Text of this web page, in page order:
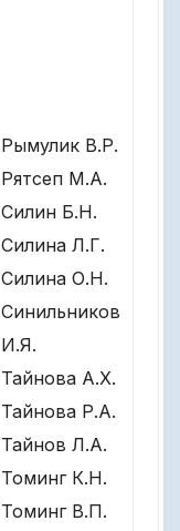
Рымулик В.Р.
Рятсеп М.А.
Силин Б.Н.
Силина Л.Г.
Силина О.Н.
Синильников
И.Я.
Тайнова А.Х.
Тайнова Р.А.
Тайнов Л.А.
Томинг К.Н.
Томинг В.П.